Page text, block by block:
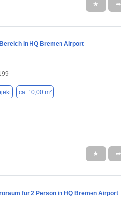
★ ➦
in HQ Bremen Airport
ca. 10,00 m²
★ ➦
für 2 Person in HQ Bremen Airport